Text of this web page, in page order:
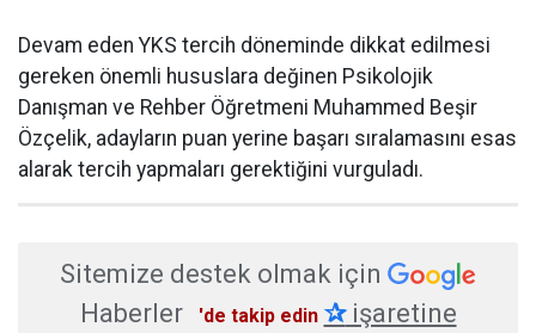
Devam eden YKS tercih döneminde dikkat edilmesi
gereken önemli hususlara değinen Psikolojik
Danışman ve Rehber Öğretmeni Muhammed Beşir
Özçelik, adayların puan yerine başarı sıralamasını esas
alarak tercih yapmaları gerektiğini vurguladı.
Sitemize destek olmak için
Haberler
'de takip edin ✰işaretine